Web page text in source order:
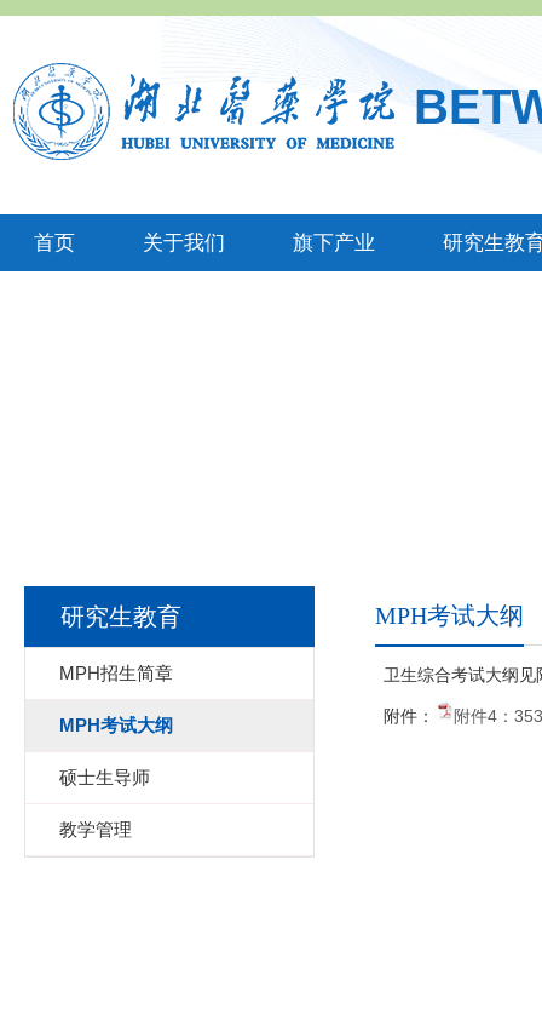
首页 关于我们 旗下产业 研究生教
研究生教育
MPH招生简章
MPH考试大纲
硕士生导师
教学管理
MPH考试大纲
卫生综合考试大纲见
附件： 附件4：